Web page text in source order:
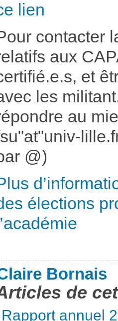
lien
contacter
aux
et
les
au
@)
élections
l’académie
Bornais
de
Rapport annuel